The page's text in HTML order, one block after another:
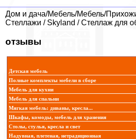
Дом и дача/Мебель/Мебель/
Стеллажи / Skyland / Стеллаж для
отзывы
Детская мебель
Полные комплекты мебели в сборе
Мебель для кухни
Мебель для спальни
Мягкая мебель: диваны, кресла...
Шкафы, комоды, мебель для хранения
Столы, стулья, кресла и свет
Надувная, плетеная, нетрадиционная